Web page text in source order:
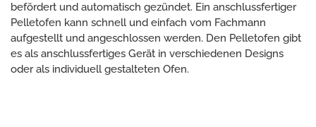
befördert und automatisch gezündet. Ein anschlussfertiger
Pelletofen kann schnell und einfach vom Fachmann
aufgestellt und angeschlossen werden. Den Pelletofen gibt
es als anschlussfertiges Gerät in verschiedenen Designs
oder als individuell gestalteten Ofen.